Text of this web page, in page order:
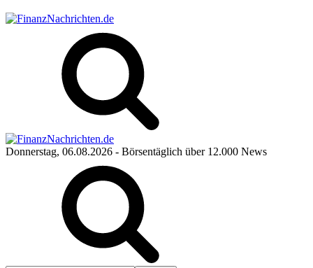
Donnerstag, 06.08.2026 - Börsentäglich über 12.000 News